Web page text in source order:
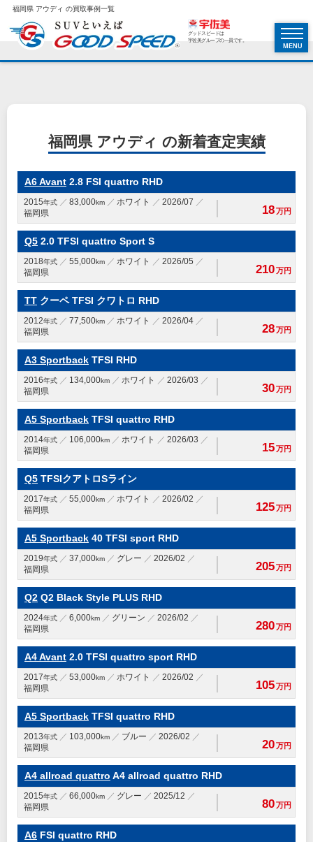
福岡県 アウディ の買取事例一覧
グッドスピードは
宇佐美グループの一員です。
MENU
福岡県 アウディ の新着査定実績
A6 Avant 2.8 FSI quattro RHD
2015年式 83,000km ホワイト
2026/07
福岡県
18万円
Q5 2.0 TFSI quattro Sport S
2018年式 55,000km ホワイト
2026/05
福岡県
210万円
TT クーペ TFSI クワトロ RHD
2012年式 77,500km ホワイト
2026/04
福岡県
28万円
A3 Sportback TFSI RHD
2016年式 134,000km ホワイト
2026/03
福岡県
30万円
A5 Sportback TFSI quattro RHD
2014年式 106,000km ホワイト
2026/03
福岡県
15万円
Q5 TFSIクアトロSライン
2017年式 55,000km ホワイト
2026/02
福岡県
125万円
A5 Sportback 40 TFSI sport RHD
2019年式 37,000km グレー
2026/02
福岡県
205万円
Q2 Q2 Black Style PLUS RHD
2024年式 6,000km グリーン
2026/02
福岡県
280万円
A4 Avant 2.0 TFSI quattro sport RHD
2017年式 53,000km ホワイト
2026/02
福岡県
105万円
A5 Sportback TFSI quattro RHD
2013年式 103,000km ブルー
2026/02
福岡県
20万円
A4 allroad quattro A4 allroad quattro RHD
2015年式 66,000km グレー
2025/12
福岡県
80万円
A6 FSI quattro RHD